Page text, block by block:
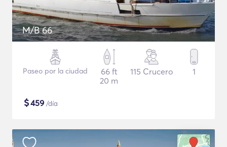
M/B 66
Paseo por la ciudad
66 ft
20 m
115 Crucero 1
$459 /día